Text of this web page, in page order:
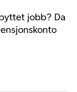
jobb? Da